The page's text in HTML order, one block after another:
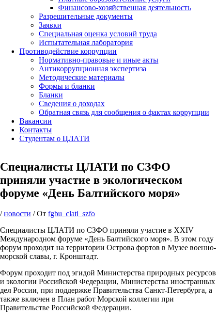
Финансово-хозяйственная деятельность
Разрешительные документы
Заявки
Специальная оценка условий труда
Испытательная лаборатория
Противодействие коррупции
Нормативно-правовые и иные акты
Антикоррупционная экспертиза
Методические материалы
Формы и бланки
Бланки
Сведения о доходах
Обратная связь для сообщения о фактах коррупции
Вакансии
Контакты
Студентам о ЦЛАТИ
Специалисты ЦЛАТИ по СЗФО
приняли участие в экологическом
форуме «День Балтийского моря»
/новости / От fgbu_clati_szfo
Специалисты ЦЛАТИ по СЗФО приняли участие в XXIV
Международном форуме «День Балтийского моря». В этом году
форум проходит на территории Острова фортов в Музее военно-
морской славы, г. Кронштадт.
Форум проходит под эгидой Министерства природных ресурсов
и экологии Российской Федерации, Министерства иностранных
дел России, при поддержке Правительства Санкт-Петербурга, а
также включен в План работ Морской коллегии при
Правительстве Российской Федерации.